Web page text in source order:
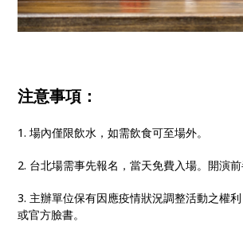
注意事項：
1. 場內僅限飲水，如需飲食可至場外。
2. 台北場需事先報名，當天免費入場。開演前
3. 主辦單位保有因應疫情狀況調整活動之權
或官方臉書。